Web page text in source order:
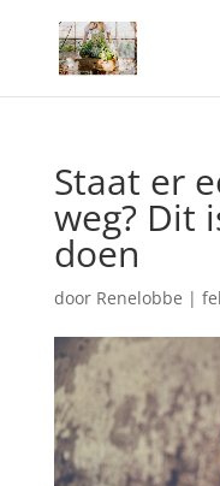
Staat er
weg? Dit
doen
door Renelobbe |